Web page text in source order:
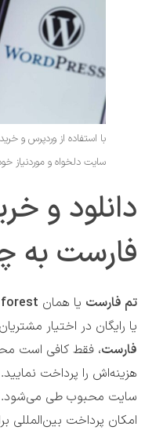
با استفاده از وردپرس و
سایت دلخواه و موردنیاز
دانلود و
فارست به
تم فارست یا همان
یا رایگان در اختیار
فارست، فقط کافی است
هزینه‌اش را پرداخت
سایت محبوب طی می‌شود.
امکان پرداخت بین‌المللی